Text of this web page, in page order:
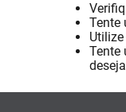
Tente
Tente
Vitamina D
Lavitan